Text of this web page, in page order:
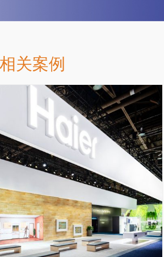
相关案例